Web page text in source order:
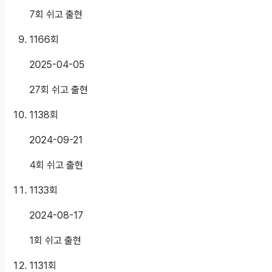
7회 쉬고 출현
1166회
2025-04-05
27회 쉬고 출현
1138회
2024-09-21
4회 쉬고 출현
1133회
2024-08-17
1회 쉬고 출현
1131회